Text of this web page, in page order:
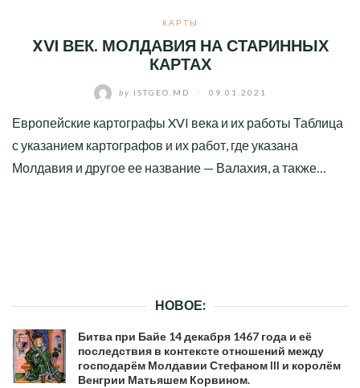
КАРТЫ
XVI ВЕК. МОЛДАВИЯ НА СТАРИННЫХ
КАРТАХ
by ISTGEO.MD 09.01.2021
Европейские картографы XVI века и их работы Таблица
с указанием картографов и их работ, где указана
Молдавия и другое ее название — Валахия, а также…
НОВОЕ:
Битва при Байе 14 декабря 1467 года и её
последствия в контексте отношений между
господарём Молдавии Стефаном III и королём
Венгрии Матьяшем Корвином.